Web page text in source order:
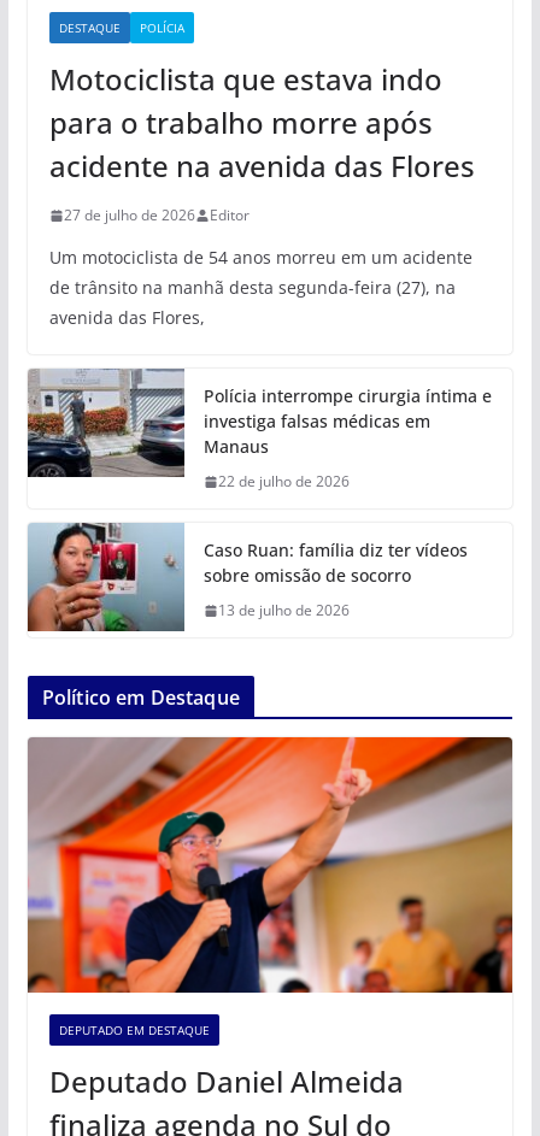
DESTAQUE POLÍCIA
Motociclista que estava indo
para o trabalho morre após
acidente na avenida das Flores
27 de julho de 2026 Editor
Um motociclista de 54 anos morreu em um acidente
de trânsito na manhã desta segunda-feira (27), na
avenida das Flores,
Polícia interrompe cirurgia íntima e
investiga falsas médicas em
Manaus
22 de julho de 2026
Caso Ruan: família diz ter vídeos
sobre omissão de socorro
13 de julho de 2026
Político em Destaque
DEPUTADO EM DESTAQUE
Deputado Daniel Almeida
finaliza agenda no Sul do